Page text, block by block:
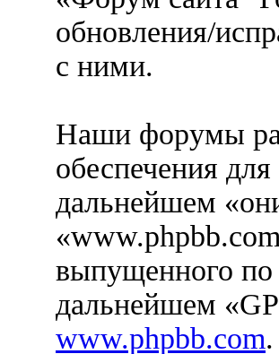
обновления/
с ними.
Наши форумы
обеспечения
дальнейшем
выпущенного по
дальнейшем
www.phpbb.com